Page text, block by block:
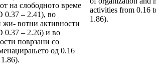
на слободното време
0.37 – 2.41), во
жи- вотни активности
0.37 – 2.26) и во
поврзани со
од 0.16
activities from 0.16
1.86).